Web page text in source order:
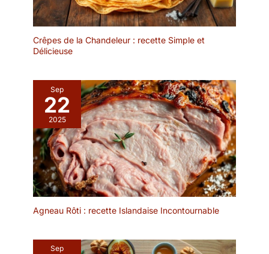
Crêpes de la Chandeleur : recette Simple et
Délicieuse
Sep
22
2025
Agneau Rôti : recette Islandaise Incontournable
Sep